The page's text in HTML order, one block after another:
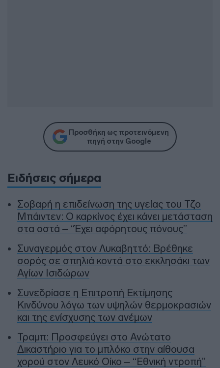
Προσθήκη ως προτεινόμενη
πηγή στην Google
Ειδήσεις σήμερα
Σοβαρή η επιδείνωση της υγείας του Τζο
Μπάιντεν: Ο καρκίνος έχει κάνει μετάσταση
στα οστά – “Έχει αφόρητους πόνους”
Συναγερμός στον Λυκαβηττό: Βρέθηκε
σορός σε σπηλιά κοντά στο εκκλησάκι των
Αγίων Ισιδώρων
Συνεδρίασε η Επιτροπή Εκτίμησης
Κινδύνου λόγω των υψηλών θερμοκρασιών
και της ενίσχυσης των ανέμων
Τραμπ: Προσφεύγει στο Ανώτατο
Δικαστήριο για το μπλόκο στην αίθουσα
χορού στον Λευκό Οίκο – “Εθνική ντροπή”